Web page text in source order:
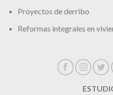
Proyectos de derribo
Reformas integrales en